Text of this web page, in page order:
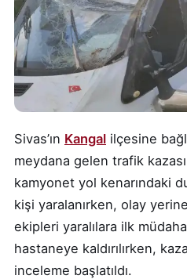
Sivas’ın Kangal ilçesine
meydana gelen trafik
kamyonet yol kenarındaki
kişi yaralanırken, olay
ekipleri yaralılara ilk
hastaneye kaldırılırken,
inceleme başlatıldı.